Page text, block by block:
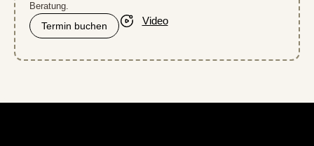
Beratung.
Termin buchen Video